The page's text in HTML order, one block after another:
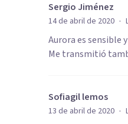
Sergio Jiménez
14 de abril de 2020 ·
Aurora es sensible
Me transmitió
Sofiagil lemos
13 de abril de 2020 ·